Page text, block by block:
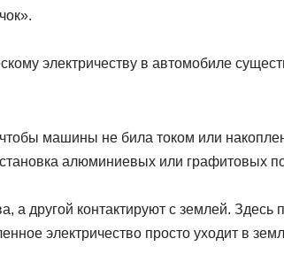
электричеству в автомобиле
машины не била током или
алюминиевых или графитовых
а другой контактируют с землей. Здесь
электричество просто уходит в